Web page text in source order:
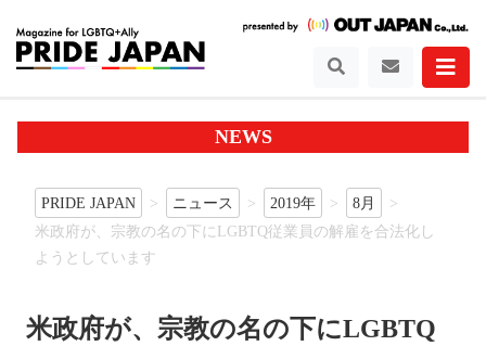
NEWS
PRIDE JAPAN ニュース 2019年
8月
米政府が、宗教の名の下にLGBTQ従業員の解雇を合法化し
ようとしています
米政府が、宗教の名の下にLGBTQ